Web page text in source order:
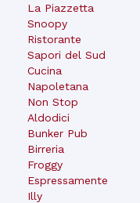
La Piazzetta
Snoopy
Ristorante
Sapori del Sud
Cucina
Napoletana
Non Stop
Aldodici
Bunker Pub
Birreria
Froggy
Espressamente
Illy